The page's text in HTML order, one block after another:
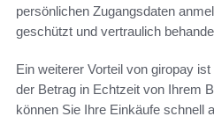
persönlichen Zugangsdaten
geschützt und vertraulich
Ein weiterer Vorteil von giropay
der Betrag in Echtzeit von Ihrem
können Sie Ihre Einkäufe schnell